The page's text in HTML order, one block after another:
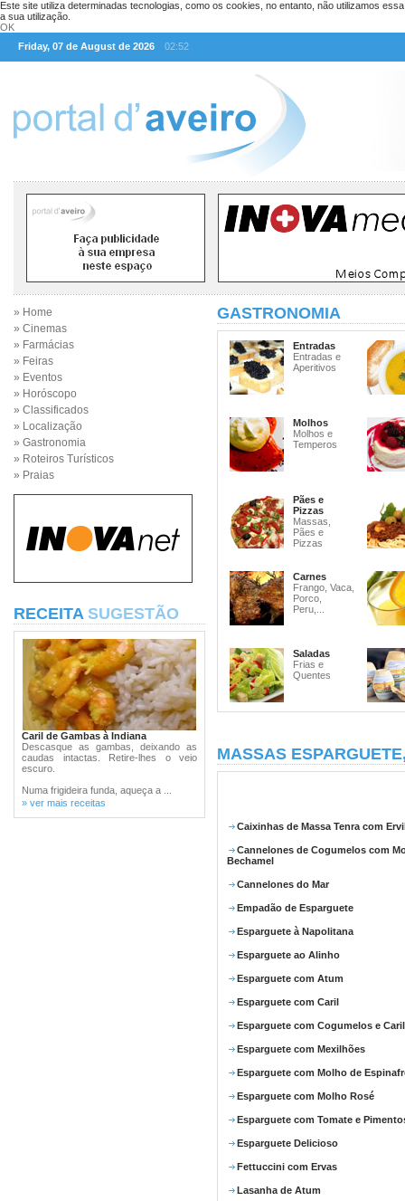
Este site utiliza determinadas tecnologias, como os cookies, no entanto, não utilizamos
a sua utilização.
OK
Friday, 07 de August de 2026
02:52
» Home
» Cinemas
» Farmácias
» Feiras
» Eventos
» Horóscopo
» Classificados
» Localização
» Gastronomia
» Roteiros Turísticos
» Praias
RECEITA SUGESTÃO
Caril de Gambas à Indiana
Descasque as gambas, deixando as
caudas intactas. Retire-lhes o veio
escuro.
Numa frigideira funda, aqueça a ...
» ver mais receitas
GASTRONOMIA
Entradas
Entradas e
Aperitivos
Molhos
Molhos e
Temperos
Pães e
Pizzas
Massas,
Pães e
Pizzas
Carnes
Frango, Vaca,
Porco,
Peru,...
Saladas
Frias e
Quentes
MASSAS
Caixinhas de Massa Tenra com
Cannelones de Cogumelos com
Bechamel
Cannelones do Mar
Empadão de Esparguete
Esparguete à Napolitana
Esparguete ao Alinho
Esparguete com Atum
Esparguete com Caril
Esparguete com Cogumelos e Caril
Esparguete com Mexilhões
Esparguete com Molho de
Esparguete com Molho Rosé
Esparguete com Tomate e
Esparguete Delicioso
Fettuccini com Ervas
Lasanha de Atum